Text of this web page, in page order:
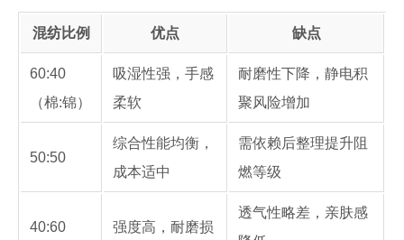
混纺比例 优点 缺点
60:40
（棉:锦）
吸湿性强，手感
柔软
耐磨性下降，静电积
聚风险增加
50:50
综合性能均衡，
成本适中
需依赖后整理提升阻
燃等级
40:60 强度高，耐磨损
透气性略差，亲肤感